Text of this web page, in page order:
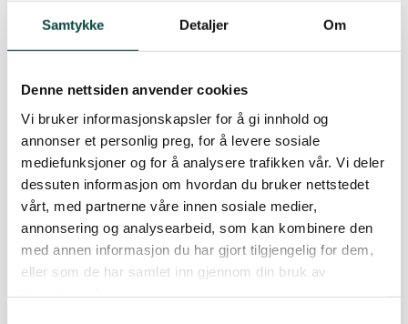
Samtykke Detaljer Om
Denne nettsiden anvender cookies
Vi bruker informasjonskapsler for å gi innhold og
annonser et personlig preg, for å levere sosiale
mediefunksjoner og for å analysere trafikken vår. Vi deler
dessuten informasjon om hvordan du bruker nettstedet
vårt, med partnerne våre innen sosiale medier,
annonsering og analysearbeid, som kan kombinere den
med annen informasjon du har gjort tilgjengelig for dem,
eller som de har samlet inn gjennom din bruk av
NOAs arbeid med Marka